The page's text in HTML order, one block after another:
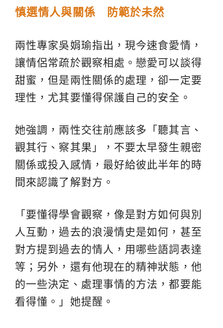
慎選情人與關係 防範於未然
兩性專家吳娟瑜指出，現今速食愛情，
讓情侶常疏於觀察相處。戀愛可以談得
甜蜜，但是兩性關係的處理，卻一定要
理性，尤其要懂得保護自己的安全。
她強調，兩性交往前應該多「聽其言、
觀其行、察其果」，不要太早發生親密
關係或投入感情，最好給彼此半年的時
間來認識了解對方。
「要懂得學會觀察，像是對方如何與別
人互動，過去的浪漫情史是如何，甚至
對方提到過去的情人，用哪些語詞表達
等；另外，還有他現在的精神狀態，他
的一些決定、處理事情的方法，都要能
看得懂。」她提醒。